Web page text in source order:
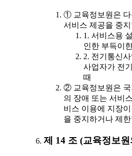
① 교육정보원은 다
서비스 제공을 중
1. 서비스용
인한 부득이
2. 전기통신
사업자가 전
때
② 교육정보원은 국
의 장애 또는 서비
비스 이용에 지장
을 중지하거나 제
제 14 조 (교육정보